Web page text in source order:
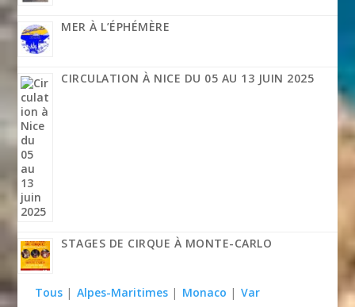
MER À L’ÉPHÉMÈRE
CIRCULATION À NICE DU 05 AU 13 JUIN 2025
STAGES DE CIRQUE À MONTE-CARLO
Tous | Alpes-Maritimes | Monaco | Var